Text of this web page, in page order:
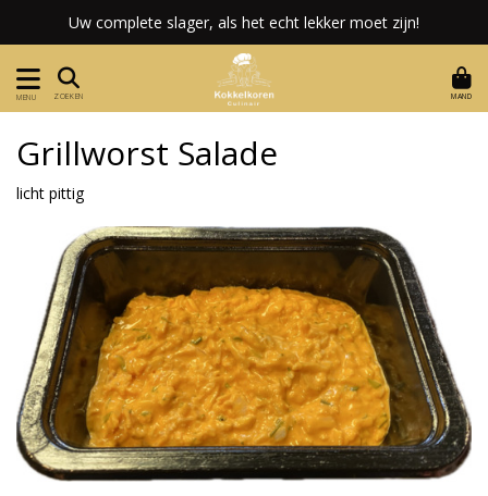
Uw complete slager, als het echt lekker moet zijn!
MENU ZOEKEN MAND
Grillworst Salade
licht pittig